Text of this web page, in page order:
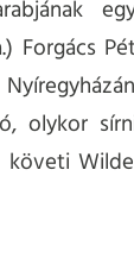
Forgács
olykor
követi